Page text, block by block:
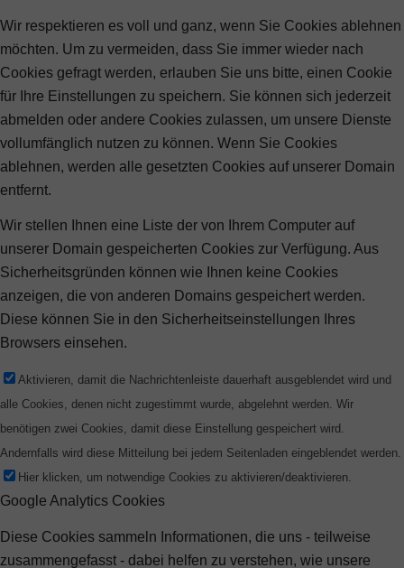
Wir respektieren es voll und ganz, wenn Sie Cookies ablehnen
möchten. Um zu vermeiden, dass Sie immer wieder nach
Cookies gefragt werden, erlauben Sie uns bitte, einen Cookie
für Ihre Einstellungen zu speichern. Sie können sich jederzeit
abmelden oder andere Cookies zulassen, um unsere Dienste
vollumfänglich nutzen zu können. Wenn Sie Cookies
ablehnen, werden alle gesetzten Cookies auf unserer Domain
entfernt.
Wir stellen Ihnen eine Liste der von Ihrem Computer auf
unserer Domain gespeicherten Cookies zur Verfügung. Aus
Sicherheitsgründen können wie Ihnen keine Cookies
anzeigen, die von anderen Domains gespeichert werden.
Diese können Sie in den Sicherheitseinstellungen Ihres
Browsers einsehen.
Aktivieren, damit die Nachrichtenleiste dauerhaft ausgeblendet wird und
alle Cookies, denen nicht zugestimmt wurde, abgelehnt werden. Wir
benötigen zwei Cookies, damit diese Einstellung gespeichert wird.
Andernfalls wird diese Mitteilung bei jedem Seitenladen eingeblendet werden.
Hier klicken, um notwendige Cookies zu aktivieren/deaktivieren.
Google Analytics Cookies
Diese Cookies sammeln Informationen, die uns - teilweise
zusammengefasst - dabei helfen zu verstehen, wie unsere